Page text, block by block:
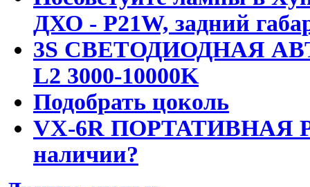
ДХО - P21W, задний
3S СВЕТОДИОДНАЯ
L2 3000-10000K
Подобрать цоколь
VX-6R ПОРТАТИВНАЯ
наличии?